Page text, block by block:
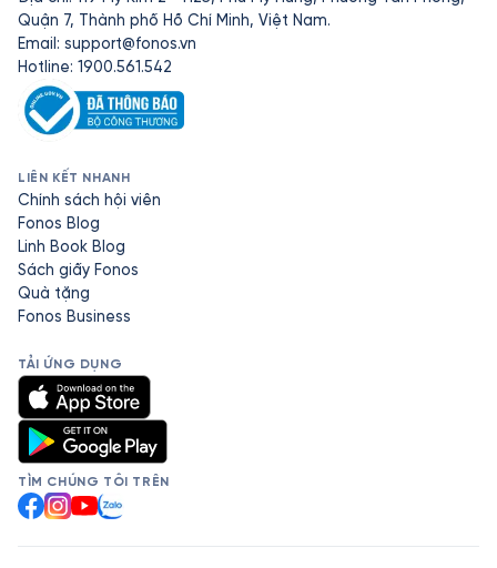
Quận 7, Thành phố Hồ Chí Minh, Việt Nam.
Email: support@fonos.vn
Hotline: 1900.561.542
LIÊN KẾT NHANH
Chính sách hội viên
Fonos Blog
Linh Book Blog
Sách giấy Fonos
Quà tặng
Fonos Business
TẢI ỨNG DỤNG
TÌM CHÚNG TÔI TRÊN
Facebook
Instagram
YouTube
Zalo